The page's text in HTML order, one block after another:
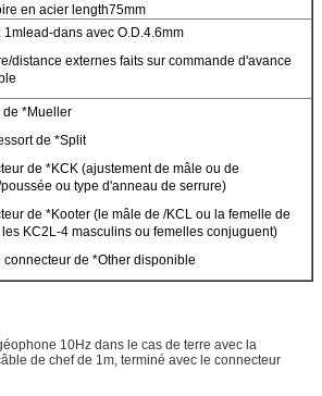
en acier length75mm
1mlead-dans avec O.D.4.6mm
distance externes faits sur commande d'avance
de *Mueller
de *Split
de *KCK (ajustement de mâle ou de
ou type d'anneau de serrure)
de *Kooter (le mâle de /KCL ou la femelle de
les KC2L-4 masculins ou femelles conjuguent)
connecteur de *Other disponible
10Hz dans le cas de terre avec la
de chef de 1m, terminé avec le connecteur